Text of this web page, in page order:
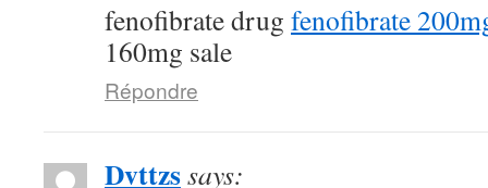
fenofibrate drug fenofibrate
160mg sale
Répondre
Dvttzssays: